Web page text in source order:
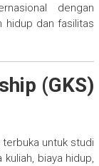
dengan
hidup dan fasilitas
(GKS)
untuk studi
biaya hidup,